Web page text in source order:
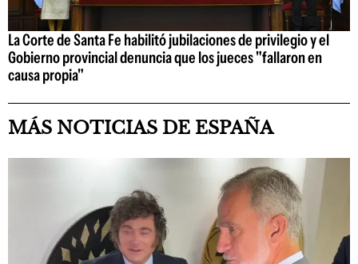
La Corte de Santa Fe habilitó jubilaciones de privilegio y el
Gobierno provincial denuncia que los jueces "fallaron en
causa propia"
MÁS NOTICIAS DE ESPAÑA